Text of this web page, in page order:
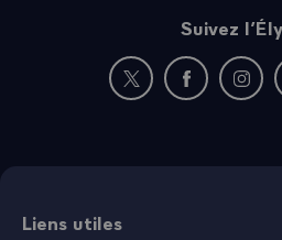
Suivez
Nouvelle fenêtre :
Nouvelle
Liens utiles